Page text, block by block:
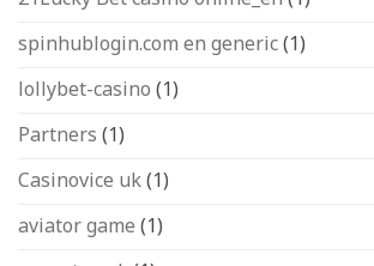
spinhublogin.com en generic(1)
lollybet-casino (1)
Partners (1)
Casinovice uk(1)
aviator game (1)